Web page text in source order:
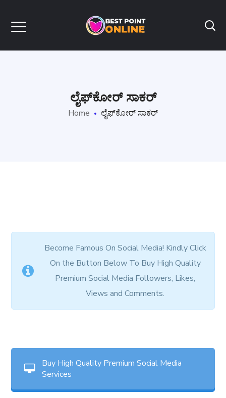
ಲೈಫ್‌ಕೋರ್ ಸಾಕರ್
Home ಲೈಫ್‌ಕೋರ್ ಸಾಕರ್
Become Famous On Social Media! Kindly Click
On the Button Below To Buy High Quality
Premium Social Media Followers, Likes,
Views and Comments.
Buy High Quality Premium Social Media
Services